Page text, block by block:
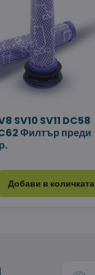
SV10 SV11 DC58
Филтър преди
Добави в количката